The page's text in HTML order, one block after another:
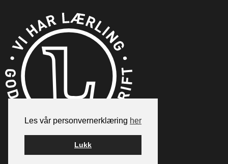
Les vår personvernerklæring her
Lukk